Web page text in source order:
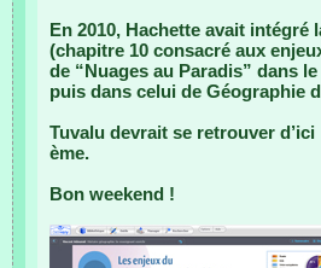
En 2010, Hachette avait
(chapitre 10 consacré aux
de “Nuages au Paradis” dans
puis dans celui de Géographie
Tuvalu devrait se retrouver
ème.
Bon weekend !